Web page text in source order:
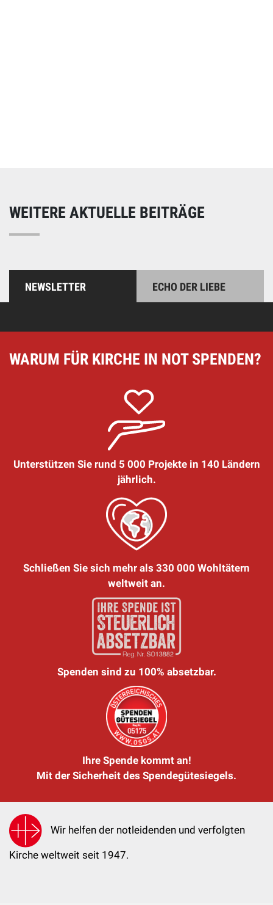
WEITERE AKTUELLE BEITRÄGE
NEWSLETTER ECHO DER LIEBE
WARUM FÜR KIRCHE IN NOT SPENDEN?
Unterstützen Sie rund 5 000 Projekte in 140 Ländern
jährlich.
Schließen Sie sich mehr als 330 000 Wohltätern
weltweit an.
Spenden sind zu 100% absetzbar.
Ihre Spende kommt an!
Mit der Sicherheit des Spendegütesiegels.
Wir helfen der notleidenden und verfolgten
Kirche weltweit seit 1947.